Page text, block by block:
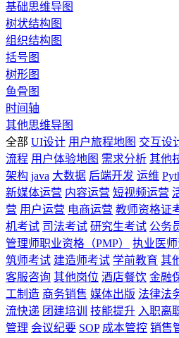
基础思维导图
树状结构图
组织结构图
括号图
树形图
鱼骨图
时间轴
其他思维导图
全部 UI设计 用户旅程地图 交互设
流程 用户体验地图 需求分析 其他
架构 java 大数据 后端开发 运维
新媒体运营 内容运营 短视频运营
营 用户运营 电商运营 教师资格证
机考试 司法考试 研究生考试 公务
管理师职业资格（PMP）
执业医
筑师考试 建造师考试 学前教育 其
客服咨询 其他岗位 酒店餐饮 金融
工制造 商务销售 媒体出版 法律法
流快递 团建培训 技能提升 入职离
管理 会议纪要 SOP 成本管控 销售